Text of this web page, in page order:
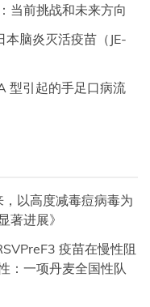
当前挑战和未来方向
脑炎灭活疫苗（JE-
型引起的手足口病流
，以高度减毒痘病毒为
著进展》
疫苗在慢性阻
：一项丹麦全国性队